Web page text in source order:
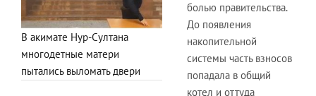
В акимате Нур-Султана
многодетные матери
пытались выломать двери
болью правительства.
До появления
накопительной
системы часть взносов
попадала в общий
котел и оттуда